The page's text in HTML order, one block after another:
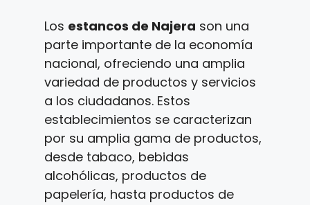
Los estancos de Najera son una
parte importante de la economía
nacional, ofreciendo una amplia
variedad de productos y servicios
a los ciudadanos. Estos
establecimientos se caracterizan
por su amplia gama de productos,
desde tabaco, bebidas
alcohólicas, productos de
papelería, hasta productos de